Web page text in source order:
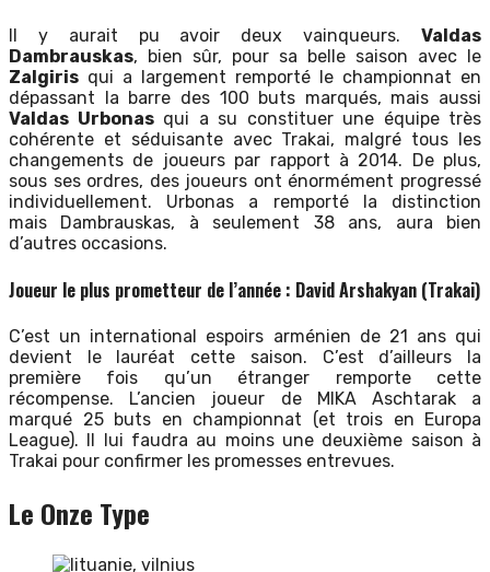
Il y aurait pu avoir deux vainqueurs. Valdas
Dambrauskas, bien sûr, pour sa belle saison avec le
Zalgiris qui a largement remporté le championnat en
dépassant la barre des 100 buts marqués, mais aussi
Valdas Urbonasqui a su constituer une équipe très
cohérente et séduisante avec Trakai, malgré tous les
changements de joueurs par rapport à 2014. De plus,
sous ses ordres, des joueurs ont énormément progressé
individuellement. Urbonas a remporté la distinction
mais Dambrauskas, à seulement 38 ans, aura bien
d’autres occasions.
Joueur le plus prometteur de l’année : David Arshakyan (Trakai)
C’est un international espoirs arménien de 21 ans qui
devient le lauréat cette saison. C’est d’ailleurs la
première fois qu’un étranger remporte cette
récompense. L’ancien joueur de MIKA Aschtarak a
marqué 25 buts en championnat (et trois en Europa
League). Il lui faudra au moins une deuxième saison à
Trakai pour confirmer les promesses entrevues.
Le Onze Type